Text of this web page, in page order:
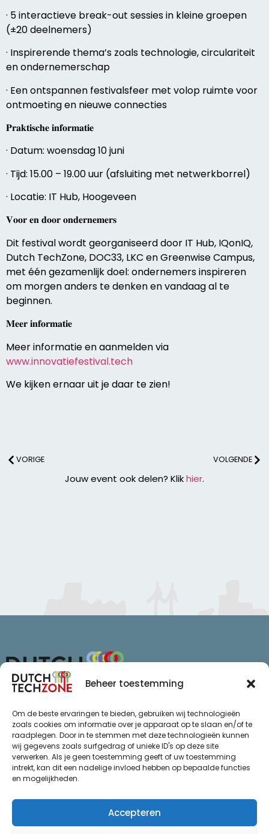
Beheer toestemming
Om de beste ervaringen te bieden, gebruiken wij technologieën
zoals cookies om informatie over je apparaat op te slaan en/of te
raadplegen. Door in te stemmen met deze technologieën kunnen
wij gegevens zoals surfgedrag of unieke ID's op deze site
verwerken. Als je geen toestemming geeft of uw toestemming
intrekt, kan dit een nadelige invloed hebben op bepaalde functies
en mogelijkheden.
Accepteren
· 5 interactieve break-out sessies in kleine groepen
(±20 deelnemers)
· Inspirerende thema’s zoals technologie, circulariteit
en ondernemerschap
· Een ontspannen festivalsfeer met volop ruimte voor
ontmoeting en nieuwe connecties
𝐏𝐫𝐚𝐤𝐭𝐢𝐬𝐜𝐡𝐞 𝐢𝐧𝐟𝐨𝐫𝐦𝐚𝐭𝐢𝐞
· Datum: woensdag 10 juni
· Tijd: 15.00 – 19.00 uur (afsluiting met netwerkborrel)
· Locatie: IT Hub, Hoogeveen
𝐕𝐨𝐨𝐫 𝐞𝐧 𝐝𝐨𝐨𝐫 𝐨𝐧𝐝𝐞𝐫𝐧𝐞𝐦𝐞𝐫𝐬
Dit festival wordt georganiseerd door IT Hub, IQonIQ,
Dutch TechZone, DOC33, LKC en Greenwise Campus,
met één gezamenlijk doel: ondernemers inspireren
om morgen anders te denken en vandaag al te
beginnen.
𝐌𝐞𝐞𝐫 𝐢𝐧𝐟𝐨𝐫𝐦𝐚𝐭𝐢𝐞
Meer informatie en aanmelden via
www.innovatiefestival.tech
We kijken ernaar uit je daar te zien!
VORIGE VOLGENDE
Jouw event ook delen? Klikhier.
7811 KL Emmen
+31 (0)85 065 72 47
info@dutchtechzone.nl
Ga naar
De regio
Over ons
Thema’s
.
Algemene voorwaarden